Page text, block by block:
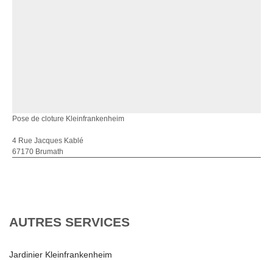
Pose de cloture Kleinfrankenheim
4 Rue Jacques Kablé
67170 Brumath
AUTRES SERVICES
Jardinier Kleinfrankenheim